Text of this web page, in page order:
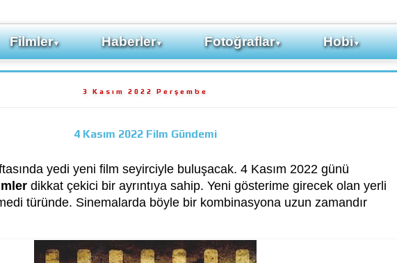
Filmler▼ Haberler▼ Fotoğraflar▼ Hobi▼
3 Kasım 2022 Perşembe
4 Kasım 2022 Film Gündemi
yedi yeni film seyirciyle buluşacak. 4 Kasım 2022 günü
dikkat çekici bir ayrıntıya sahip. Yeni gösterime girecek olan yerli
türünde. Sinemalarda böyle bir kombinasyona uzun zamandır